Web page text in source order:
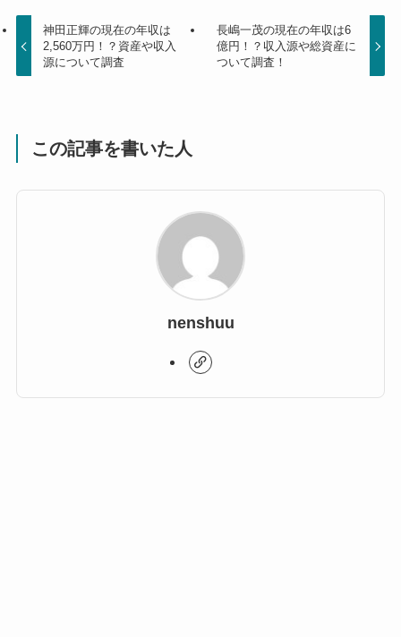
神田正輝の現在の年収は
2,560万円！？資産や収入
源について調査
長嶋一茂の現在の年収は6
億円！？収入源や総資産に
ついて調査！
この記事を書いた人
nenshuu